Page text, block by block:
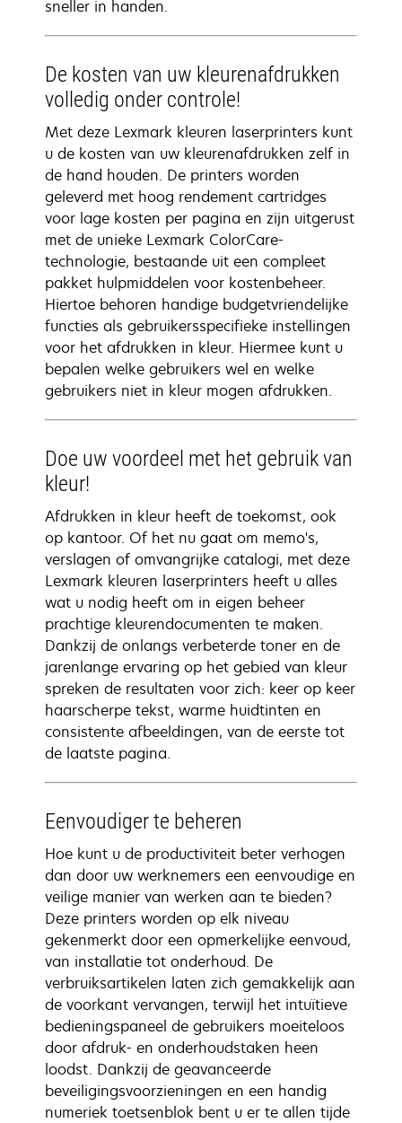
sneller in handen.
De kosten van uw kleurenafdrukken
volledig onder controle!
Met deze Lexmark kleuren laserprinters kunt
u de kosten van uw kleurenafdrukken zelf in
de hand houden. De printers worden
geleverd met hoog rendement cartridges
voor lage kosten per pagina en zijn uitgerust
met de unieke Lexmark ColorCare-
technologie, bestaande uit een compleet
pakket hulpmiddelen voor kostenbeheer.
Hiertoe behoren handige budgetvriendelijke
functies als gebruikersspecifieke instellingen
voor het afdrukken in kleur. Hiermee kunt u
bepalen welke gebruikers wel en welke
gebruikers niet in kleur mogen afdrukken.
Doe uw voordeel met het gebruik van
kleur!
Afdrukken in kleur heeft de toekomst, ook
op kantoor. Of het nu gaat om memo's,
verslagen of omvangrijke catalogi, met deze
Lexmark kleuren laserprinters heeft u alles
wat u nodig heeft om in eigen beheer
prachtige kleurendocumenten te maken.
Dankzij de onlangs verbeterde toner en de
jarenlange ervaring op het gebied van kleur
spreken de resultaten voor zich: keer op keer
haarscherpe tekst, warme huidtinten en
consistente afbeeldingen, van de eerste tot
de laatste pagina.
Eenvoudiger te beheren
Hoe kunt u de productiviteit beter verhogen
dan door uw werknemers een eenvoudige en
veilige manier van werken aan te bieden?
Deze printers worden op elk niveau
gekenmerkt door een opmerkelijke eenvoud,
van installatie tot onderhoud. De
verbruiksartikelen laten zich gemakkelijk aan
de voorkant vervangen, terwijl het intuïtieve
bedieningspaneel de gebruikers moeiteloos
door afdruk- en onderhoudstaken heen
loodst. Dankzij de geavanceerde
beveiligingsvoorzieningen en een handig
numeriek toetsenblok bent u er te allen tijde